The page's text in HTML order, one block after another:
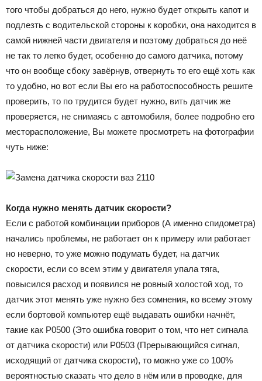
того чтобы добраться до него, нужно будет открыть капот и
подлезть с водительской стороны к коробки, она находится в
самой нижней части двигателя и поэтому добраться до неё
не так то легко будет, особенно до самого датчика, потому
что он вообще сбоку завёрнув, отвернуть то его ещё хоть как
то удобно, но вот если Вы его на работоспособность решите
проверить, то по трудится будет нужно, вить датчик же
проверяется, не снимаясь с автомобиля, более подробно его
месторасположение, Вы можете просмотреть на фотографии
чуть ниже:
Когда нужно менять датчик скорости?
Если с работой комбинации приборов (А именно спидометра)
начались проблемы, не работает он к примеру или работает
но неверно, то уже можно подумать будет, на датчик
скорости, если со всем этим у двигателя упала тяга,
повысился расход и появился не ровный холостой ход, то
датчик этот менять уже нужно без сомнения, ко всему этому
если бортовой компьютер ещё выдавать ошибки начнёт,
такие как Р0500 (Это ошибка говорит о том, что нет сигнала
от датчика скорости) или Р0503 (Прерывающийся сигнал,
исходящий от датчика скорости), то можно уже со 100%
вероятностью сказать что дело в нём или в проводке, для